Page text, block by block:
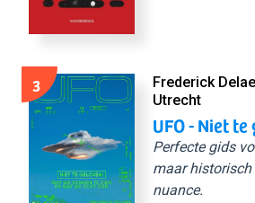
3
Frederick
Utrecht
UFO - Niet
Perfecte gids
maar
nuance.